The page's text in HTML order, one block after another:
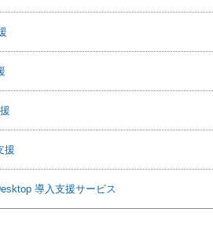
援
導入支援サービス